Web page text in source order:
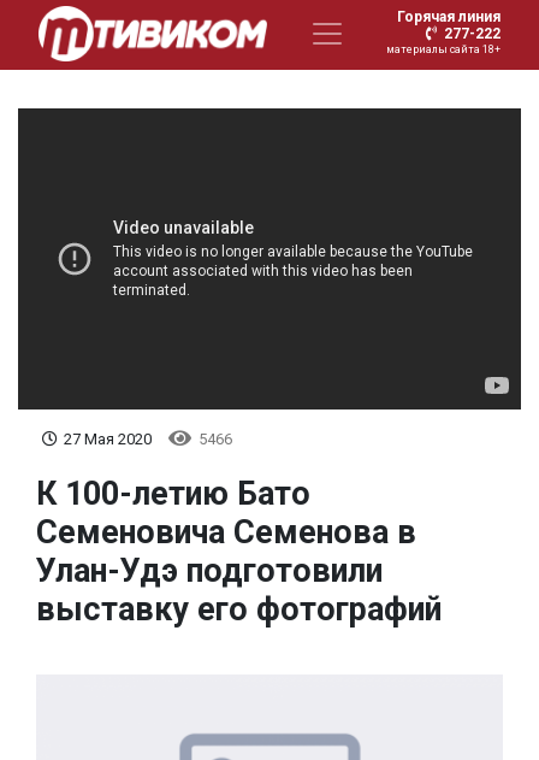
Горячая линия
277-222
материалы сайта 18+
27 Мая 2020 5466
К 100-летию Бато
Семеновича Семенова в
Улан-Удэ подготовили
выставку его фотографий